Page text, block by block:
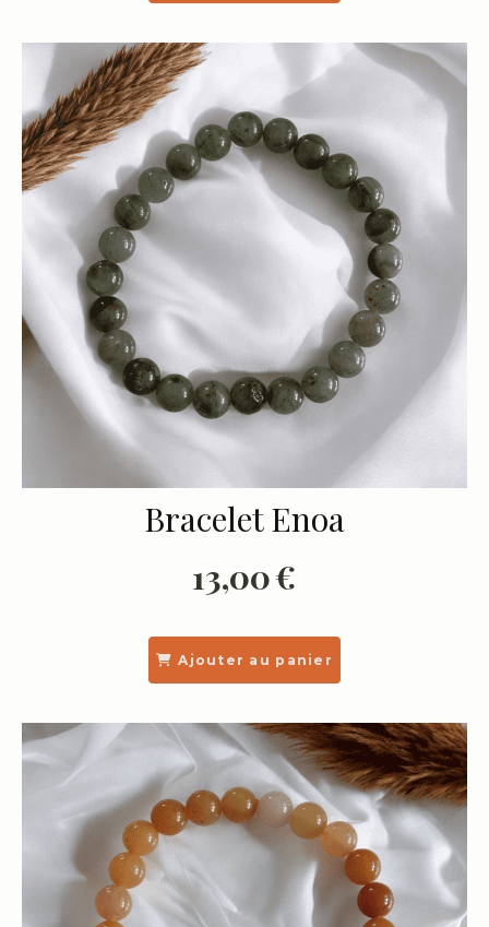
Bracelet Enoa
13,00€
Ajouter au panier